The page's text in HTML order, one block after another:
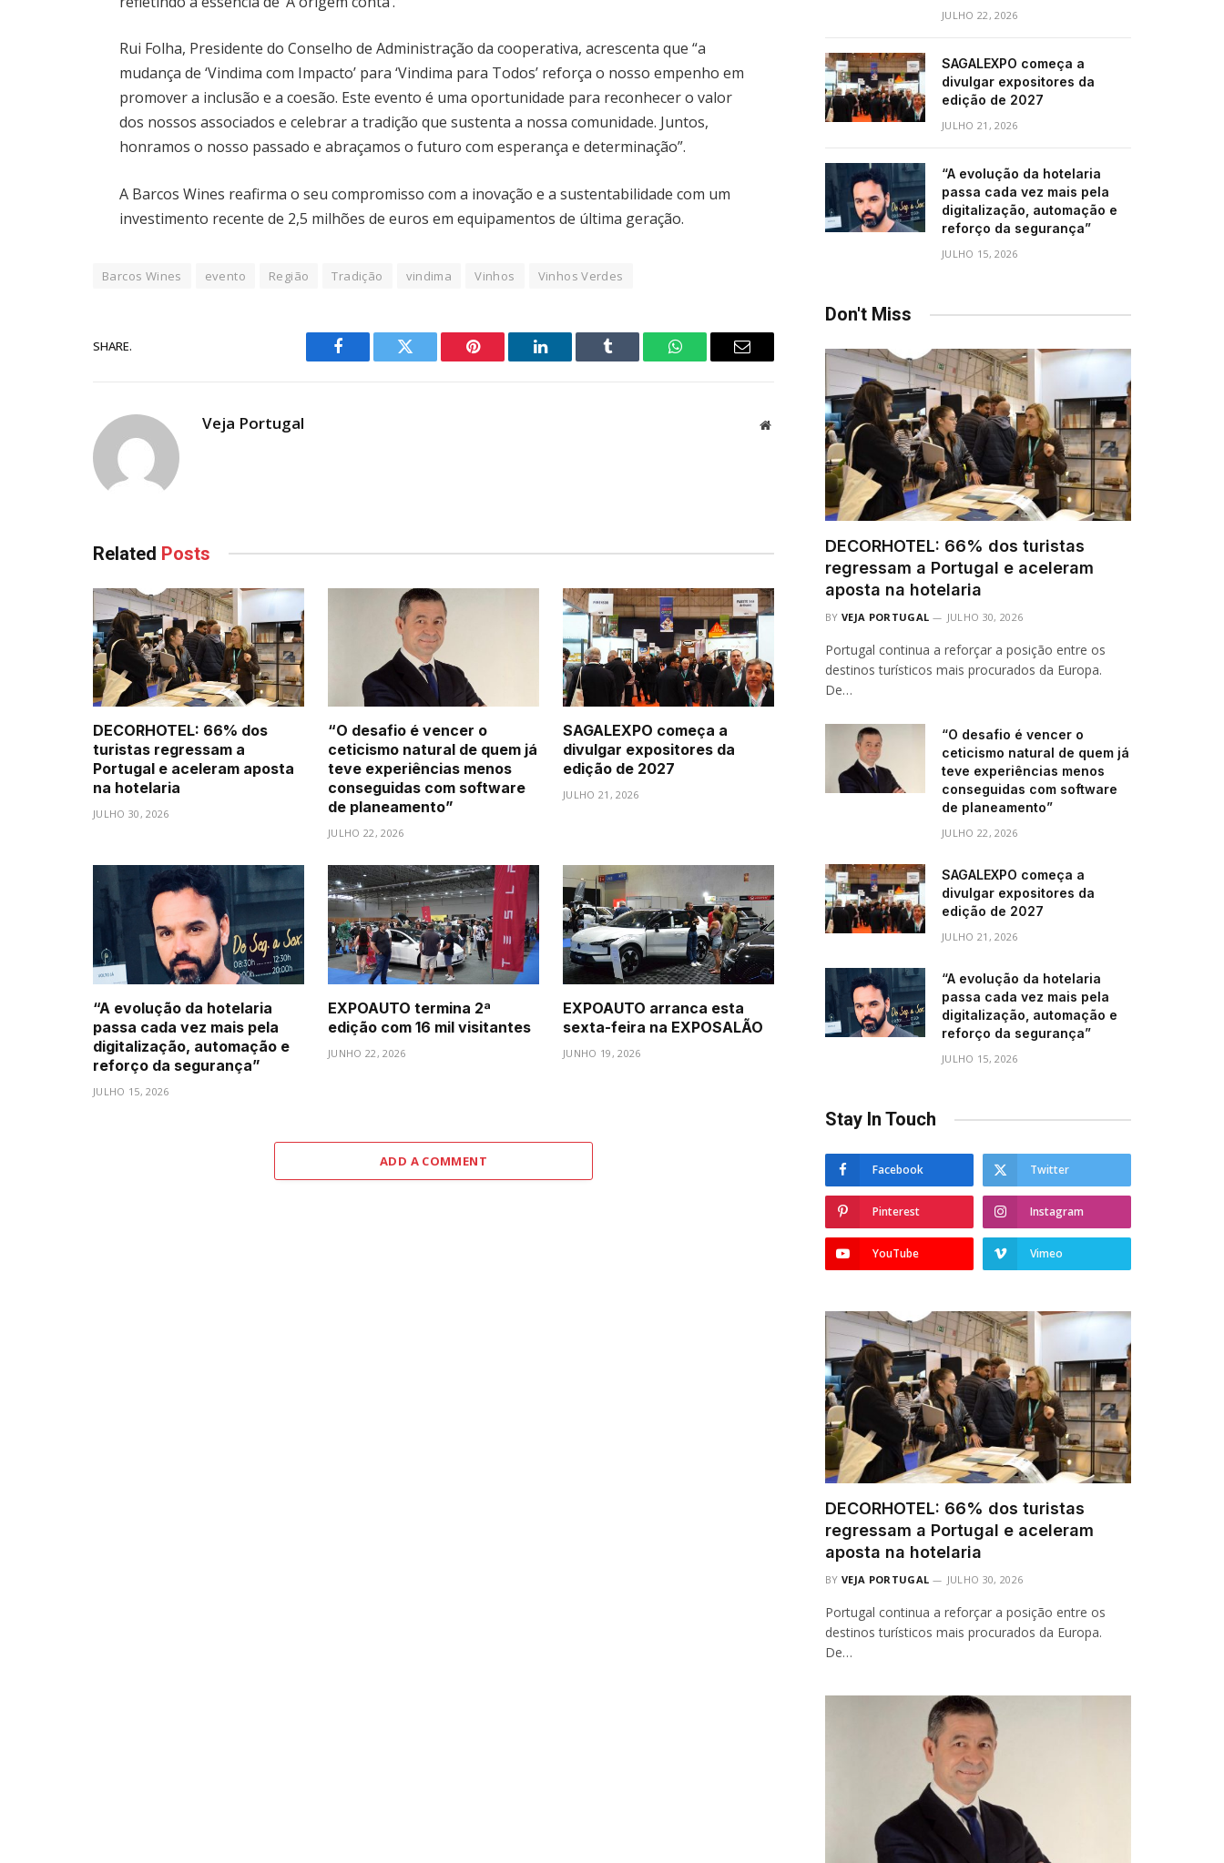
Rui Folha, Presidente do Conselho de Administração da cooperativa, acrescenta que “a
mudança de ‘Vindima com Impacto’ para ‘Vindima para Todos’ reforça o nosso empenho em
promover a inclusão e a coesão. Este evento é uma oportunidade para reconhecer o valor
dos nossos associados e celebrar a tradição que sustenta a nossa comunidade. Juntos,
honramos o nosso passado e abraçamos o futuro com esperança e determinação”.
A Barcos Wines reafirma o seu compromisso com a inovação e a sustentabilidade com um
investimento recente de 2,5 milhões de euros em equipamentos de última geração.
Barcos Wines evento Região Tradição vindima Vinhos Vinhos Verdes
SHARE.
Facebook Twitter Pinterest LinkedIn Tumblr WhatsAppEmail
Veja Portugal Website
Related Posts
DECORHOTEL: 66% dos
turistas regressam a
Portugal e aceleram aposta
na hotelaria
JULHO 30, 2026
“O desafio é vencer o
ceticismo natural de quem já
teve experiências menos
conseguidas com software
de planeamento”
JULHO 22, 2026
SAGALEXPO começa a
divulgar expositores da
edição de 2027
JULHO 21, 2026
“A evolução da hotelaria
passa cada vez mais pela
digitalização, automação e
reforço da segurança”
JULHO 15, 2026
EXPOAUTO termina 2ª
edição com 16 mil visitantes
JUNHO 22, 2026
EXPOAUTO arranca esta
sexta-feira na EXPOSALÃO
JUNHO 19, 2026
ADD A COMMENT
JULHO 22, 2026
SAGALEXPO começa a
divulgar expositores da
edição de 2027
JULHO 21, 2026
“A evolução da hotelaria
passa cada vez mais pela
digitalização, automação e
reforço da segurança”
JULHO 15, 2026
Don't Miss
DECORHOTEL: 66% dos turistas
regressam a Portugal e aceleram
aposta na hotelaria
BY VEJA PORTUGAL JULHO 30, 2026
Portugal continua a reforçar a posição entre os
destinos turísticos mais procurados da Europa.
De…
“O desafio é vencer o
ceticismo natural de quem já
teve experiências menos
conseguidas com software
de planeamento”
JULHO 22, 2026
SAGALEXPO começa a
divulgar expositores da
edição de 2027
JULHO 21, 2026
“A evolução da hotelaria
passa cada vez mais pela
digitalização, automação e
reforço da segurança”
JULHO 15, 2026
Stay In Touch
Facebook Twitter
Pinterest Instagram
YouTube Vimeo
DECORHOTEL: 66% dos turistas
regressam a Portugal e aceleram
aposta na hotelaria
BY VEJA PORTUGAL JULHO 30, 2026
Portugal continua a reforçar a posição entre os
destinos turísticos mais procurados da Europa.
De…